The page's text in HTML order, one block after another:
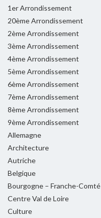
1er Arrondissement
20ème Arrondissement
2ème Arrondissement
3ème Arrondissement
4ème Arrondissement
5ème Arrondissement
6ème Arrondissement
7ème Arrondissement
8ème Arrondissement
9ème Arrondissement
Allemagne
Architecture
Autriche
Belgique
Bourgogne – Franche-Comté
Centre Val de Loire
Culture